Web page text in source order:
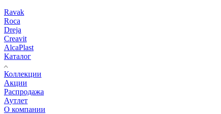
Ravak
Roca
Dreja
Creavit
AlcaPlast
Каталог
Коллекции
Акции
Распродажа
Аутлет
О компании